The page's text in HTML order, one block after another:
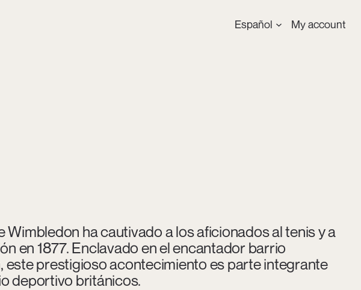
Español My account
Wimbledon ha cautivado a los aficionados al tenis y a
en 1877. Enclavado en el encantador barrio
este prestigioso acontecimiento es parte integrante
deportivo británicos.